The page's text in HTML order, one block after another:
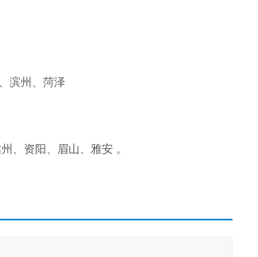
滨州、菏泽
、资阳、眉山、雅安 。